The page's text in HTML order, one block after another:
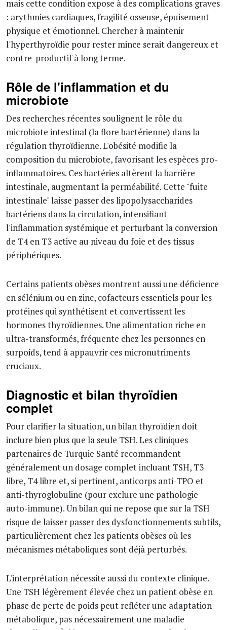
mais cette condition expose à des complications graves
: arythmies cardiaques, fragilité osseuse, épuisement
physique et émotionnel. Chercher à maintenir
l'hyperthyroïdie pour rester mince serait dangereux et
contre-productif à long terme.
Rôle de l'inflammation et du
microbiote
Des recherches récentes soulignent le rôle du
microbiote intestinal (la flore bactérienne) dans la
régulation thyroïdienne. L'obésité modifie la
composition du microbiote, favorisant les espèces pro-
inflammatoires. Ces bactéries altèrent la barrière
intestinale, augmentant la perméabilité. Cette "fuite
intestinale" laisse passer des lipopolysaccharides
bactériens dans la circulation, intensifiant
l'inflammation systémique et perturbant la conversion
de T4 en T3 active au niveau du foie et des tissus
périphériques.
Certains patients obèses montrent aussi une déficience
en sélénium ou en zinc, cofacteurs essentiels pour les
protéines qui synthétisent et convertissent les
hormones thyroïdiennes. Une alimentation riche en
ultra-transformés, fréquente chez les personnes en
surpoids, tend à appauvrir ces micronutriments
cruciaux.
Diagnostic et bilan thyroïdien
complet
Pour clarifier la situation, un bilan thyroïdien doit
inclure bien plus que la seule TSH. Les cliniques
partenaires de Turquie Santé recommandent
généralement un dosage complet incluant TSH, T3
libre, T4 libre et, si pertinent, anticorps anti-TPO et
anti-thyroglobuline (pour exclure une pathologie
auto-immune). Un bilan qui ne repose que sur la TSH
risque de laisser passer des dysfonctionnements subtils,
particulièrement chez les patients obèses où les
mécanismes métaboliques sont déjà perturbés.
L'interprétation nécessite aussi du contexte clinique.
Une TSH légèrement élevée chez un patient obèse en
phase de perte de poids peut refléter une adaptation
métabolique, pas nécessairement une maladie